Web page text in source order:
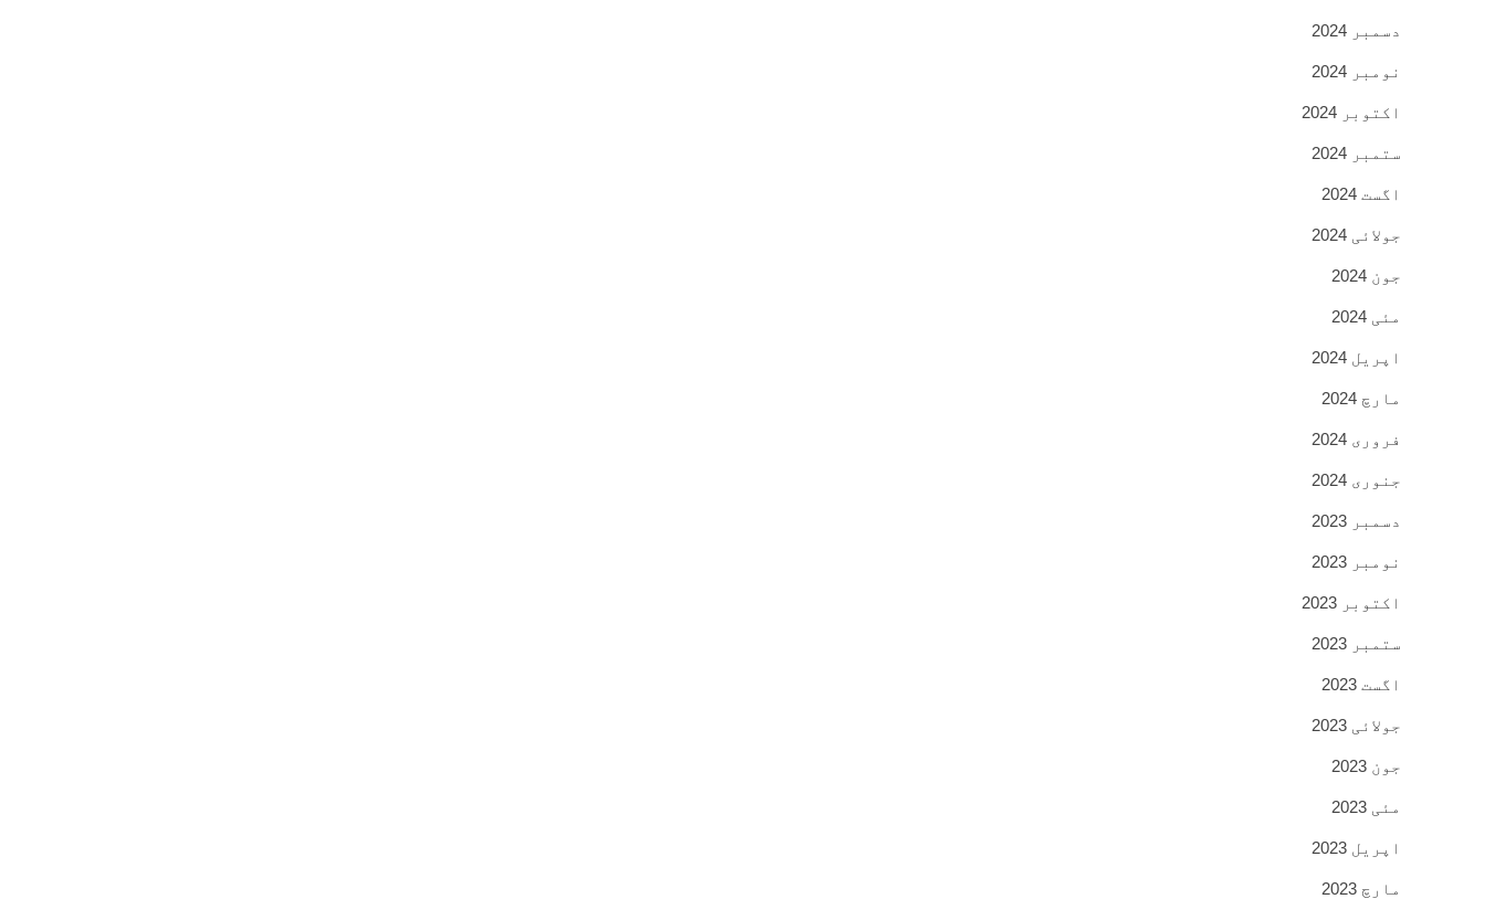
دسمبر 2024
نومبر 2024
اکتوبر 2024
ستمبر 2024
اگست 2024
جولائی 2024
جون 2024
مئی 2024
اپریل 2024
مارچ 2024
فروری 2024
جنوری 2024
دسمبر 2023
نومبر 2023
اکتوبر 2023
ستمبر 2023
اگست 2023
جولائی 2023
جون 2023
مئی 2023
اپریل 2023
مارچ 2023